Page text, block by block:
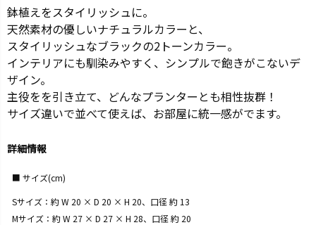
鉢植えをスタイリッシュに。
天然素材の優しいナチュラルカラーと、
スタイリッシュなブラックの2トーンカラー。
インテリアにも馴染みやすく、シンプルで飽きがこないデ
ザイン。
主役をを引き立て、どんなプランターとも相性抜群！
サイズ違いで並べて使えば、お部屋に統一感がでます。
詳細情報
サイズ(cm)
Sサイズ：約 W 20 × D 20 × H 20、口径 約 13
Mサイズ：約 W 27 × D 27 × H 28、口径 約 20